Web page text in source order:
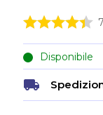
7
Disponibile